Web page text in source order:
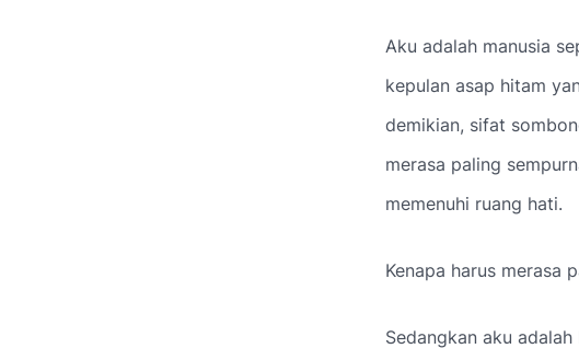
Aku adalah manusia
kepulan asap hitam
demikian, sifat
merasa paling
memenuhi ruang hati.
Kenapa harus merasa
Sedangkan aku